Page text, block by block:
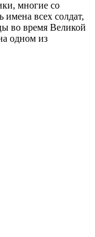
многие со
имена всех солдат,
во время Великой
одном из